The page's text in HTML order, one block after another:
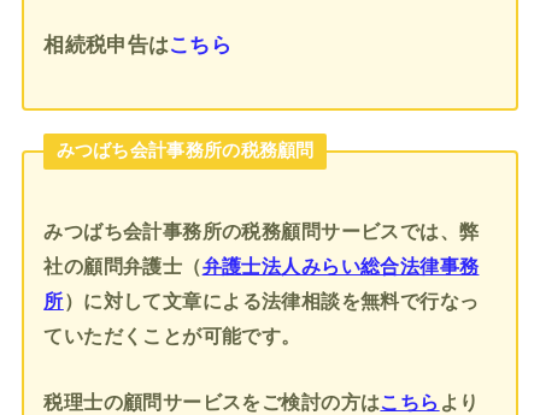
相続税申告はこちら
みつばち会計事務所の税務顧問
みつばち会計事務所の税務顧問サービスでは、弊
社の顧問弁護士（弁護士法人みらい総合法律事務
所）に対して文章による法律相談を無料で行なっ
ていただくことが可能です。
税理士の顧問サービスをご検討の方はこちら より